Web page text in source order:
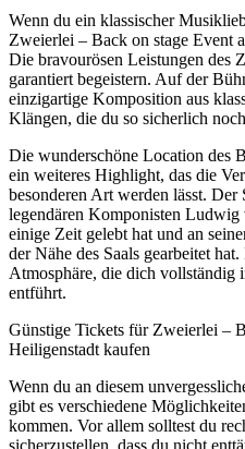
Wenn du ein klassischer
Zweierlei – Back on stage Event
Die bravourösen Leistungen des
garantiert begeistern. Auf der
einzigartige Komposition aus
Klängen, die du so sicherlich
Die wunderschöne Location des
ein weiteres Highlight, das die
besonderen Art werden lässt. Der
legendären Komponisten Ludwig
einige Zeit gelebt hat und an
der Nähe des Saals gearbeitet
Atmosphäre, die dich vollständig
entführt.
Günstige Tickets für Zweierlei –
Heiligenstadt kaufen
Wenn du an diesem
gibt es verschiedene
kommen. Vor allem solltest du
sicherzustellen, dass du nicht